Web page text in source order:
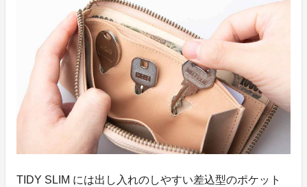
TIDY SLIM には出し入れのしやすい差込型のポケット